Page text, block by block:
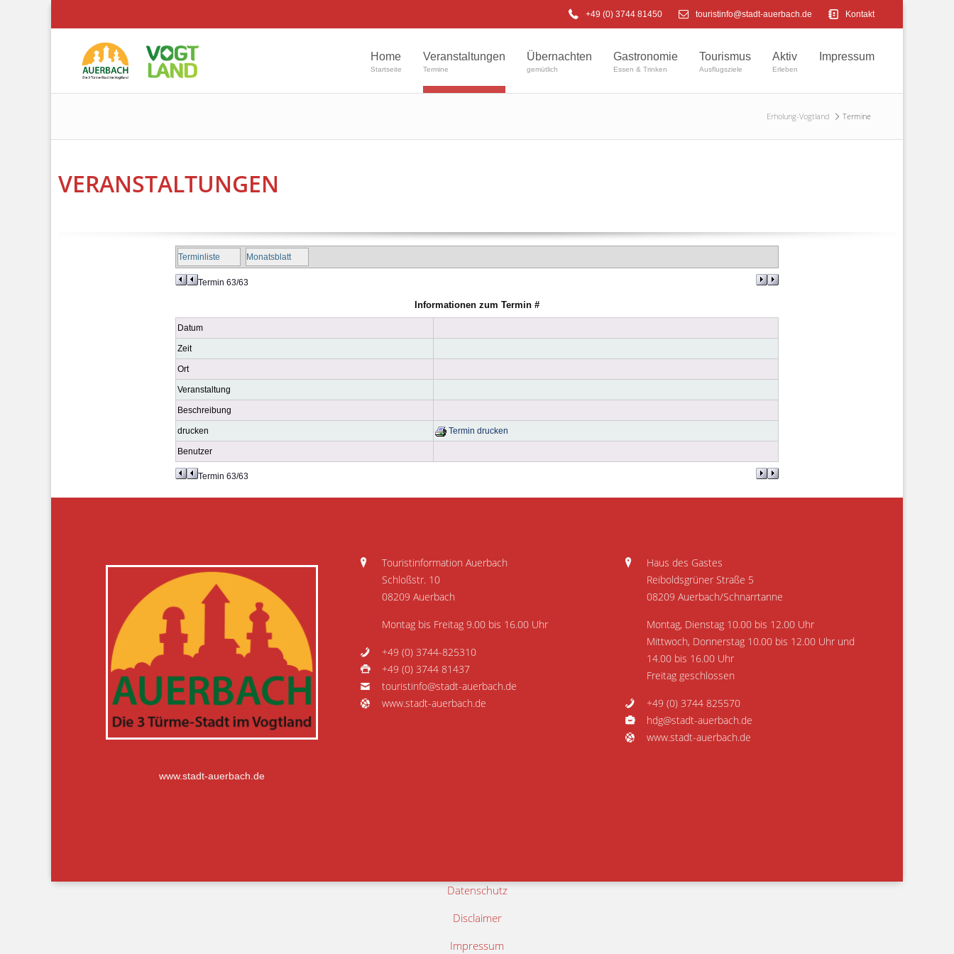
+49 (0) 3744 81450 touristinfo@stadt-auerbach.de Kontakt
Home
Startseite
Veranstaltungen
Termine
Übernachten
gemütlich
Gastronomie
Essen & Trinken
Tourismus
Ausflugsziele
Aktiv
Erleben
Impressum
Erholung-Vogtland Termine
VERANSTALTUNGEN
Terminliste Monatsblatt
Termin 63/63
Informationen zum Termin #
Datum
Zeit
Ort
Veranstaltung
Beschreibung
drucken Termin drucken
Benutzer
Termin 63/63
www.stadt-auerbach.de
Touristinformation Auerbach
Schloßstr. 10
08209 Auerbach
Montag bis Freitag 9.00 bis 16.00 Uhr
+49 (0) 3744-825310
+49 (0) 3744 81437
touristinfo@stadt-auerbach.de
www.stadt-auerbach.de
Haus des Gastes
Reiboldsgrüner Straße 5
08209 Auerbach/Schnarrtanne
Montag, Dienstag 10.00 bis 12.00 Uhr
Mittwoch, Donnerstag 10.00 bis 12.00 Uhr und
14.00 bis 16.00 Uhr
Freitag geschlossen
+49 (0) 3744 825570
hdg@stadt-auerbach.de
www.stadt-auerbach.de
Datenschutz
Disclaimer
Impressum